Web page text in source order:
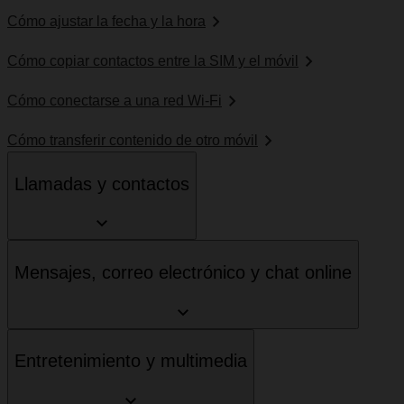
Cómo ajustar la fecha y la hora
Cómo copiar contactos entre la SIM y el móvil
Cómo conectarse a una red Wi-Fi
Cómo transferir contenido de otro móvil
Llamadas y contactos
Mensajes, correo electrónico y chat online
Entretenimiento y multimedia